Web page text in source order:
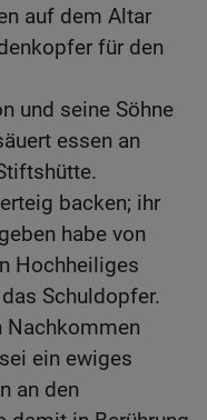
auf dem Altar
für den
und seine Söhne
essen an
backen; ihr
habe von
Hochheiliges
Schuldopfer.
Nachkommen
ein ewiges
an den